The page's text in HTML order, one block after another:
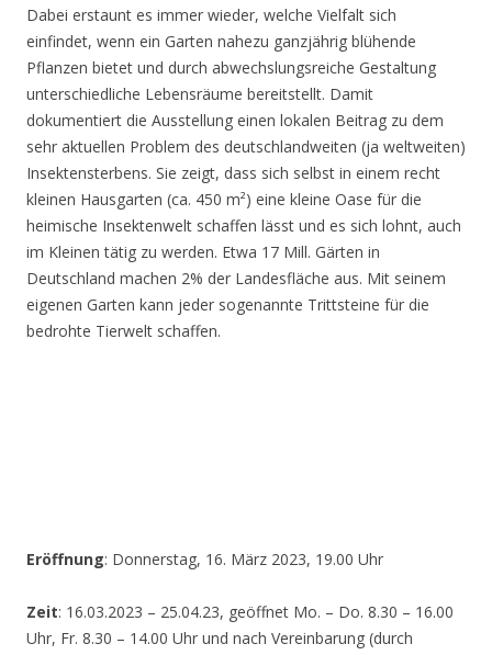
Dabei erstaunt es immer wieder, welche Vielfalt sich
einfindet, wenn ein Garten nahezu ganzjährig blühende
Pflanzen bietet und durch abwechslungsreiche Gestaltung
unterschiedliche Lebensräume bereitstellt. Damit
dokumentiert die Ausstellung einen lokalen Beitrag zu dem
sehr aktuellen Problem des deutschlandweiten (ja weltweiten)
Insektensterbens. Sie zeigt, dass sich selbst in einem recht
kleinen Hausgarten (ca. 450 m²) eine kleine Oase für die
heimische Insektenwelt schaffen lässt und es sich lohnt, auch
im Kleinen tätig zu werden. Etwa 17 Mill. Gärten in
Deutschland machen 2% der Landesfläche aus. Mit seinem
eigenen Garten kann jeder sogenannte Trittsteine für die
bedrohte Tierwelt schaffen.
Eröffnung: Donnerstag, 16. März 2023, 19.00 Uhr
Zeit: 16.03.2023 – 25.04.23, geöffnet Mo. – Do. 8.30 – 16.00
Uhr, Fr. 8.30 – 14.00 Uhr und nach Vereinbarung (durch